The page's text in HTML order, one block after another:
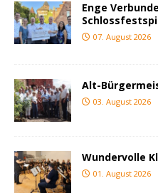
Enge
07. August 2026
Alt-
03. August 2026
Wundervolle
01. August 2026